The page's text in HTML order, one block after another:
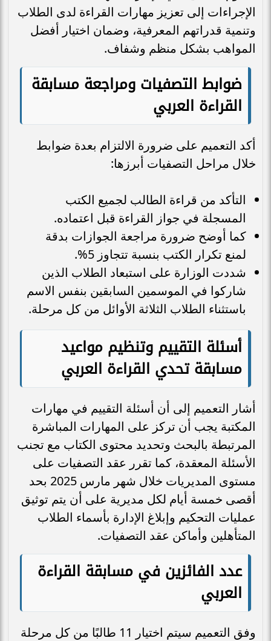
الإجراءات إلى تعزيز مهارات القراءة لدى الطلاب
وتنمية قدراتهم المعرفية، وضمان اختيار أفضل
المواهب بشكل منظم وشفاف.
ضوابط التصفيات ومراجعة مسابقة
القراءة العربي
أكد التعميم على ضرورة الالتزام بعدة ضوابط
خلال مراحل التصفيات أبرزها:
التأكد من قراءة الطالب لجميع الكتب
المسجلة في جواز القراءة قبل اعتماده.
كما أوضح ضرورة مراجعة الجوازات بدقة
لمنع تكرار الكتب بنسبة تتجاوز 5%.
شددت الوزارة على استبعاد الطلاب الذين
شاركوا في الموسمين السابقين بنفس الاسم
باستثناء الطلاب الثلاثة الأوائل من كل مرحلة.
أسئلة التقييم وتنظيم مواعيد
مسابقة تحدي القراءة العربي
أشار التعميم إلى أن أسئلة التقييم في مهارات
المكتبة يجب أن تركز على المهارات المباشرة
المرتبطة بالبحث وتحديد محتوى الكتاب مع تجنب
الأسئلة المعقدة، كما تقرر عقد التصفيات على
مستوى المديريات خلال شهر مارس 2025 بحد
أقصى خمسة أيام لكل مديرية على أن يتم توثيق
عمليات التحكيم وإبلاغ الإدارة بأسماء الطلاب
المتأهلين وأماكن عقد التصفيات.
عدد الفائزين في مسابقة القراءة
العربي
وفق التعميم سيتم اختيار 11 طالبًا من كل مرحلة